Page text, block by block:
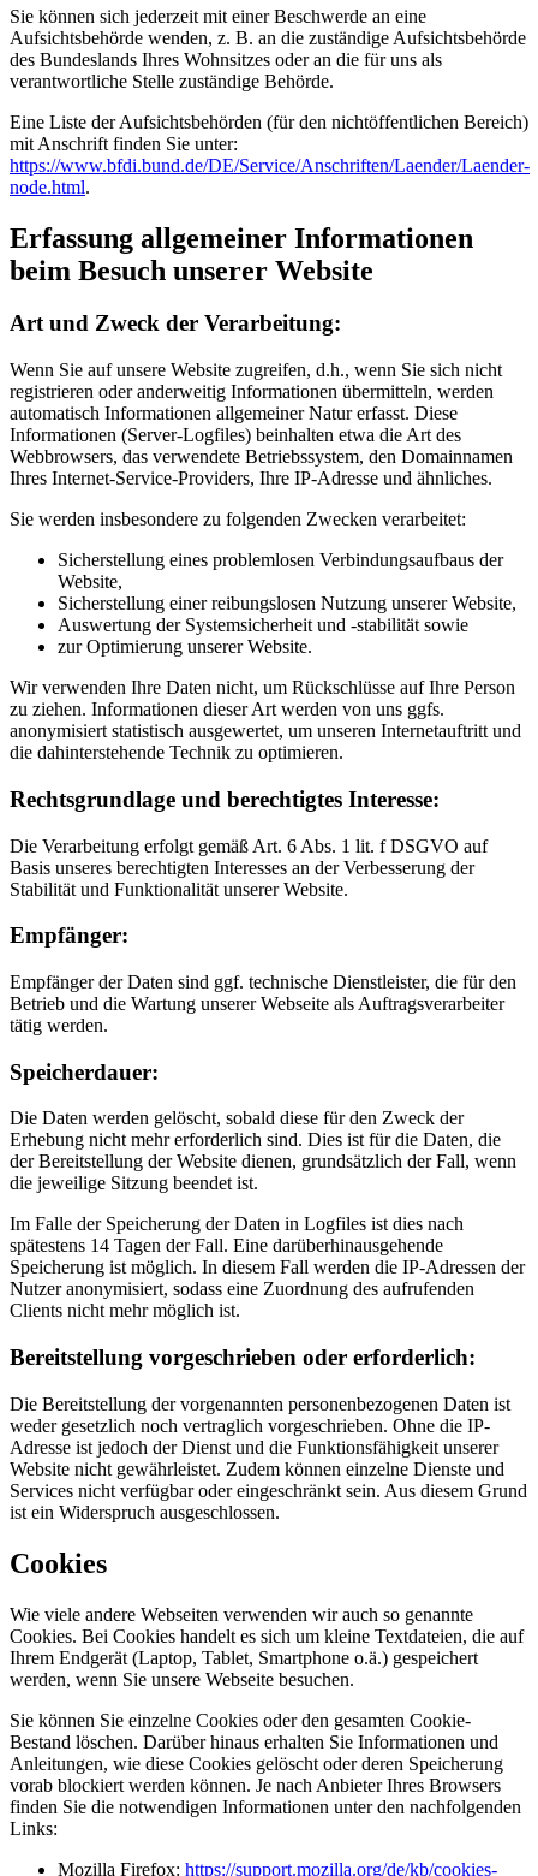
Sie können sich jederzeit mit einer Beschwerde an eine
Aufsichtsbehörde wenden, z. B. an die zuständige Aufsichtsbehörde
des Bundeslands Ihres Wohnsitzes oder an die für uns als
verantwortliche Stelle zuständige Behörde.
Eine Liste der Aufsichtsbehörden (für den nichtöffentlichen Bereich)
mit Anschrift finden Sie unter:
https://www.bfdi.bund.de/DE/Service/Anschriften/Laender/Laender-
node.html.
Erfassung allgemeiner Informationen
beim Besuch unserer Website
Art und Zweck der Verarbeitung:
Wenn Sie auf unsere Website zugreifen, d.h., wenn Sie sich nicht
registrieren oder anderweitig Informationen übermitteln, werden
automatisch Informationen allgemeiner Natur erfasst. Diese
Informationen (Server-Logfiles) beinhalten etwa die Art des
Webbrowsers, das verwendete Betriebssystem, den Domainnamen
Ihres Internet-Service-Providers, Ihre IP-Adresse und ähnliches.
Sie werden insbesondere zu folgenden Zwecken verarbeitet:
Sicherstellung eines problemlosen Verbindungsaufbaus der
Website,
Sicherstellung einer reibungslosen Nutzung unserer Website,
Auswertung der Systemsicherheit und -stabilität sowie
zur Optimierung unserer Website.
Wir verwenden Ihre Daten nicht, um Rückschlüsse auf Ihre Person
zu ziehen. Informationen dieser Art werden von uns ggfs.
anonymisiert statistisch ausgewertet, um unseren Internetauftritt und
die dahinterstehende Technik zu optimieren.
Rechtsgrundlage und berechtigtes Interesse:
Die Verarbeitung erfolgt gemäß Art. 6 Abs. 1 lit. f DSGVO auf
Basis unseres berechtigten Interesses an der Verbesserung der
Stabilität und Funktionalität unserer Website.
Empfänger:
Empfänger der Daten sind ggf. technische Dienstleister, die für den
Betrieb und die Wartung unserer Webseite als Auftragsverarbeiter
tätig werden.
Speicherdauer:
Die Daten werden gelöscht, sobald diese für den Zweck der
Erhebung nicht mehr erforderlich sind. Dies ist für die Daten, die
der Bereitstellung der Website dienen, grundsätzlich der Fall, wenn
die jeweilige Sitzung beendet ist.
Im Falle der Speicherung der Daten in Logfiles ist dies nach
spätestens 14 Tagen der Fall. Eine darüberhinausgehende
Speicherung ist möglich. In diesem Fall werden die IP-Adressen der
Nutzer anonymisiert, sodass eine Zuordnung des aufrufenden
Clients nicht mehr möglich ist.
Bereitstellung vorgeschrieben oder erforderlich:
Die Bereitstellung der vorgenannten personenbezogenen Daten ist
weder gesetzlich noch vertraglich vorgeschrieben. Ohne die IP-
Adresse ist jedoch der Dienst und die Funktionsfähigkeit unserer
Website nicht gewährleistet. Zudem können einzelne Dienste und
Services nicht verfügbar oder eingeschränkt sein. Aus diesem Grund
ist ein Widerspruch ausgeschlossen.
Cookies
Wie viele andere Webseiten verwenden wir auch so genannte
Cookies. Bei Cookies handelt es sich um kleine Textdateien, die auf
Ihrem Endgerät (Laptop, Tablet, Smartphone o.ä.) gespeichert
werden, wenn Sie unsere Webseite besuchen.
Sie können Sie einzelne Cookies oder den gesamten Cookie-
Bestand löschen. Darüber hinaus erhalten Sie Informationen und
Anleitungen, wie diese Cookies gelöscht oder deren Speicherung
vorab blockiert werden können. Je nach Anbieter Ihres Browsers
finden Sie die notwendigen Informationen unter den nachfolgenden
Links:
Mozilla Firefox: https://support.mozilla.org/de/kb/cookies-